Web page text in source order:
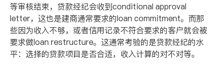
等审核结束，贷款经纪会收到conditional approval
letter，这也是建商通常要求的loan commitment。而那
些因为收入不够，或者信用记录不符合要求的客户就会被
要求做loan restructure。这通常考验的是贷款经纪的水
平：选择的贷款项目是否合适，收入计算的对不对等。